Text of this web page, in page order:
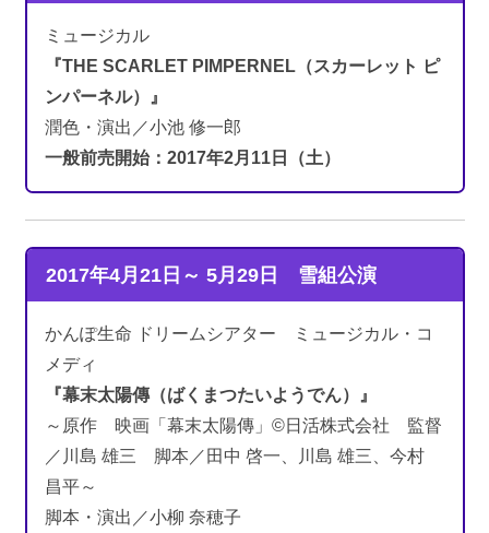
ミュージカル
『THE SCARLET PIMPERNEL（スカーレット ピ
ンパーネル）』
潤色・演出／小池 修一郎
一般前売開始：2017年2月11日（土）
2017年4月21日～ 5月29日 雪組公演
かんぽ生命 ドリームシアター ミュージカル・コ
メディ
『幕末太陽傳（ばくまつたいようでん）』
～原作 映画「幕末太陽傳」©日活株式会社 監督
／川島 雄三 脚本／田中 啓一、川島 雄三、今村
昌平～
脚本・演出／小柳 奈穂子